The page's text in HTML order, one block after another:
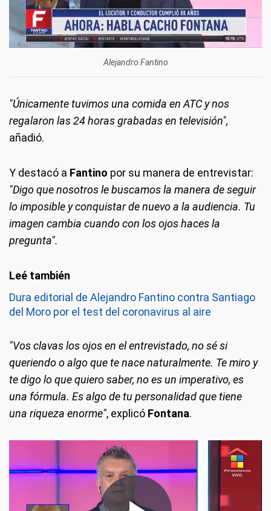
Alejandro Fantino
"Únicamente tuvimos una comida en ATC y nos
regalaron las 24 horas grabadas en televisión",
añadió.
Y destacó a Fantino por su manera de entrevistar:
"Digo que nosotros le buscamos la manera de seguir
lo imposible y conquistar de nuevo a la audiencia. Tu
imagen cambia cuando con los ojos haces la
pregunta".
Dura editorial de Alejandro Fantino contra Santiago
del Moro por el test del coronavirus al aire
"Vos clavas los ojos en el entrevistado, no sé si
queriendo o algo que te nace naturalmente. Te miro y
te digo lo que quiero saber, no es un imperativo, es
una fórmula. Es algo de tu personalidad que tiene
una riqueza enorme", explicó Fontana.